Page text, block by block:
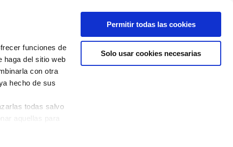
funciones de
haga del sitio web
con otra
hecho de sus
todas salvo
aquellas para
Permitir todas las cookies
Solo usar cookies necesarias